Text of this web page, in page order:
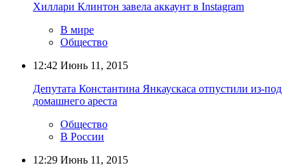
Хиллари Клинтон завела аккаунт в Instagram
В мире
Общество
12:42 Июнь 11, 2015
Депутата Константина Янкаускаса отпустили из-под
домашнего ареста
Общество
В России
12:29 Июнь 11, 2015